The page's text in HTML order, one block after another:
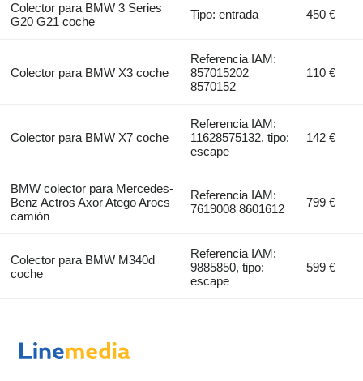
Colector para BMW 3 Series
G20 G21 coche
Tipo: entrada 450 €
Colector para BMW X3 coche
Referencia IAM:
857015202
8570152
110 €
Colector para BMW X7 coche
Referencia IAM:
11628575132, tipo:
escape
142 €
BMW colector para Mercedes-
Benz Actros Axor Atego Arocs
camión
Referencia IAM:
7619008 8601612
799 €
Colector para BMW M340d
coche
Referencia IAM:
9885850, tipo:
escape
599 €